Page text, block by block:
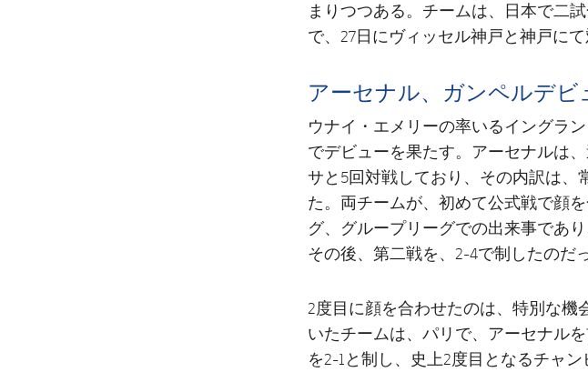
まりつつある。チームは、日本で二
で、27日にヴィッセル神戸と神戸にて
アーセナル、ガンペルデビ
ウナイ・エメリーの率いるイングラ
でデビューを果たす。アーセナルは
サと5回対戦しており、その内訳は、
た。両チームが、初めて公式戦で顔
グ、グループリーグでの出来事であ
その後、第二戦を、2-4で制したのだっ
2度目に顔を合わせたのは、特別な機
いたチームは、パリで、アーセナル
を2-1と制し、史上2度目となるチャ